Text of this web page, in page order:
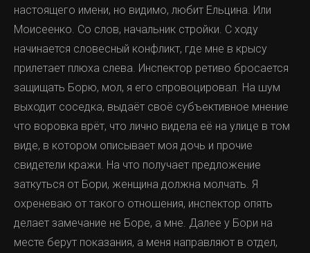
настоящего имени, но видимо, любит Ельцина. Или
Моисеенко. Со слов, начальник стройки. С ходу
начинается словесный конфликт, где мне в крысу
прилетает плюха слева. Инспектор ретиво бросается
защищать Борю, мол, я его спровоцировал. На шум
выходит соседка, выдаёт своё субъективное мнение
что воровка врёт, что лично видела её на улице в том
виде, в котором описывает моя дочь и прочие
свидетели кражи. На что получает предложение
заткуться от Бори, женщина должна молчать. Я
охреневаю от такого отношения, инспектор опять
делает замечание не Боре, а мне. Далее у Бори на
месте берут показания, а меня направляют в отдел,